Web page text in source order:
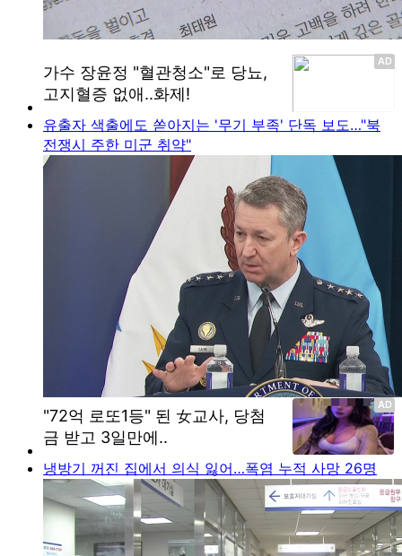
유출자 색출에도 쏟아지는 '무기 부족' 단독 보도…"북
전쟁시 주한 미군 취약"
냉방기 꺼진 집에서 의식 잃어…폭염 누적 사망 26명